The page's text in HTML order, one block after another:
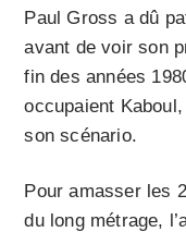
Paul Gross a dû
avant de voir son
fin des années
occupaient
son scénario.
Pour amasser les
du long métrage,